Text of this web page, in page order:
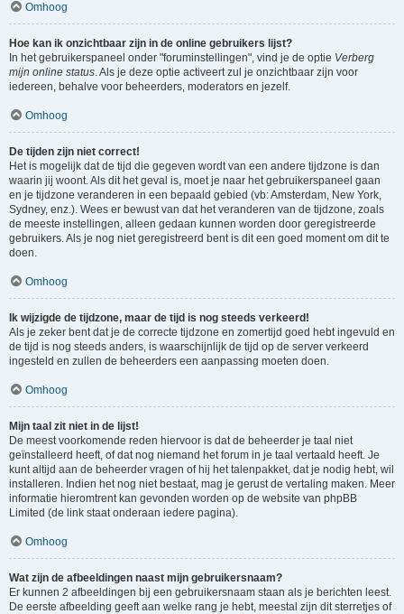
Omhoog
Hoe kan ik onzichtbaar zijn in de online gebruikers lijst?
In het gebruikerspaneel onder "foruminstellingen", vind je de optie Verberg
mijn online status. Als je deze optie activeert zul je onzichtbaar zijn voor
iedereen, behalve voor beheerders, moderators en jezelf.
Omhoog
De tijden zijn niet correct!
Het is mogelijk dat de tijd die gegeven wordt van een andere tijdzone is dan
waarin jij woont. Als dit het geval is, moet je naar het gebruikerspaneel gaan
en je tijdzone veranderen in een bepaald gebied (vb: Amsterdam, New York,
Sydney, enz.). Wees er bewust van dat het veranderen van de tijdzone, zoals
de meeste instellingen, alleen gedaan kunnen worden door geregistreerde
gebruikers. Als je nog niet geregistreerd bent is dit een goed moment om dit te
doen.
Omhoog
Ik wijzigde de tijdzone, maar de tijd is nog steeds verkeerd!
Als je zeker bent dat je de correcte tijdzone en zomertijd goed hebt ingevuld en
de tijd is nog steeds anders, is waarschijnlijk de tijd op de server verkeerd
ingesteld en zullen de beheerders een aanpassing moeten doen.
Omhoog
Mijn taal zit niet in de lijst!
De meest voorkomende reden hiervoor is dat de beheerder je taal niet
geïnstalleerd heeft, of dat nog niemand het forum in je taal vertaald heeft. Je
kunt altijd aan de beheerder vragen of hij het talenpakket, dat je nodig hebt, wil
installeren. Indien het nog niet bestaat, mag je gerust de vertaling maken. Meer
informatie hieromtrent kan gevonden worden op de website van phpBB
Limited (de link staat onderaan iedere pagina).
Omhoog
Wat zijn de afbeeldingen naast mijn gebruikersnaam?
Er kunnen 2 afbeeldingen bij een gebruikersnaam staan als je berichten leest.
De eerste afbeelding geeft aan welke rang je hebt, meestal zijn dit sterretjes of